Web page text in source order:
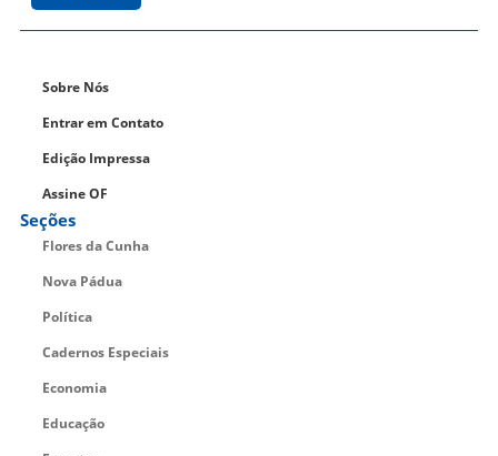
Sobre Nós
Entrar em Contato
Edição Impressa
Assine OF
Seções
Flores da Cunha
Nova Pádua
Política
Cadernos Especiais
Economia
Educação